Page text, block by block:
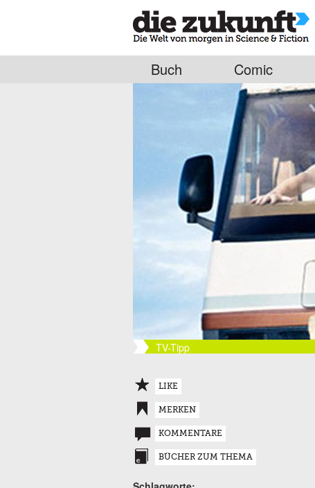
Buch Comic
TV-Tipp
LIKE
MERKEN
KOMMENTARE
BÜCHER ZUM THEMA